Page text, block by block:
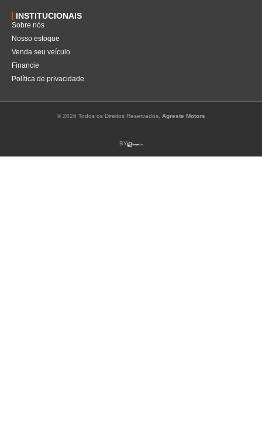
INSTITUCIONAIS
Sobre nós
Nosso estoque
Venda seu veículo
Financie
Política de privacidade
© 2026 Todos os Direitos Reservados, Agreste Motors
BY